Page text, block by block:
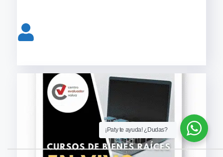
¡Paty te ayuda! ¿Dudas?